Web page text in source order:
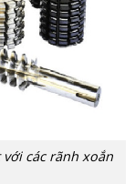
các rãnh xoắn